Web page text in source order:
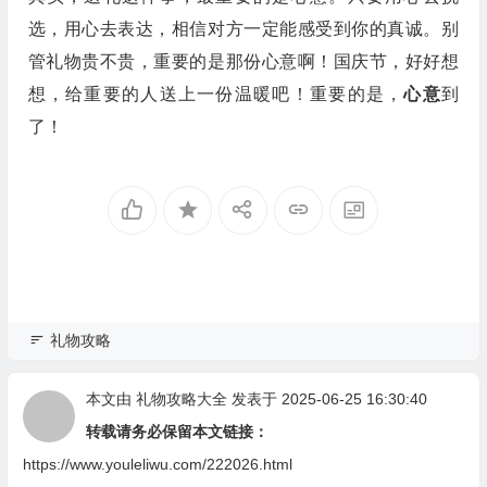
选，用心去表达，相信对方一定能感受到你的真诚。别
管礼物贵不贵，重要的是那份心意啊！国庆节，好好想
想，给重要的人送上一份温暖吧！重要的是，心意到
了！
礼物攻略
本文由 礼物攻略大全发表于 2025-06-25 16:30:40
转载请务必保留本文链接：
https://www.youleliwu.com/222026.html